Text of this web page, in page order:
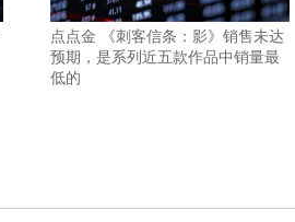
点点金 《刺客信条：影》销售未达
预期，是系列近五款作品中销量最
低的